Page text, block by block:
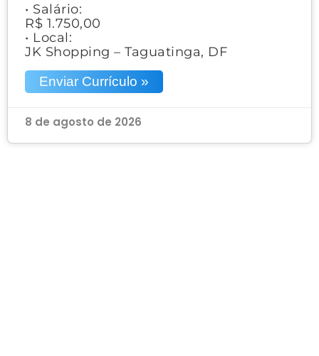
• Salário:
R$ 1.750,00
• Local:
JK Shopping – Taguatinga, DF
Enviar Currículo »
8 de agosto de 2026